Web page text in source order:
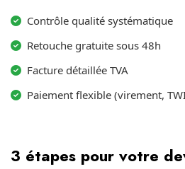
Contrôle qualité systématique
Retouche gratuite sous 48h
Facture détaillée TVA
Paiement flexible (virement,
3 étapes pour votre